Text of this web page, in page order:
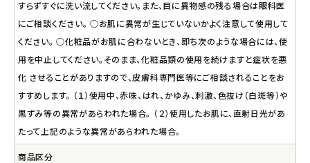
すらずすぐに洗い流してください。また、目に異物感の残る場合は眼科医
にご相談ください。 ○お肌に異常が生じていないかよく注意して使用して
ください。 ○化粧品がお肌に合わないとき、即ち次のような場合には、使
用を中止してください。そのまま、化粧品類の使用を続けますと症状を悪
化 させることがありますので、皮膚科専門医等にご相談されることをお
すすめします。 （１）使用中、赤味、はれ、かゆみ、刺激、色抜け（白斑等）や
黒ずみ等の異常があらわれた場合。 （２）使用したお肌に、直射日光があ
たって上記のような異常があらわれた場合。
商品区分